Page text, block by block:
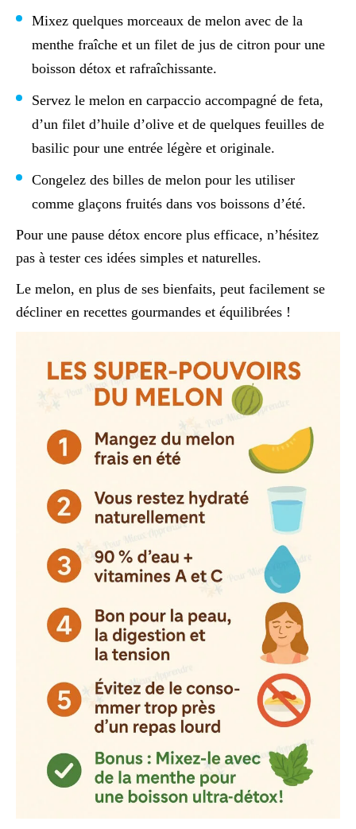
Mixez quelques morceaux de melon avec de la
menthe fraîche et un filet de jus de citron pour une
boisson détox et rafraîchissante.
Servez le melon en carpaccio accompagné de feta,
d’un filet d’huile d’olive et de quelques feuilles de
basilic pour une entrée légère et originale.
Congelez des billes de melon pour les utiliser
comme glaçons fruités dans vos boissons d’été.
Pour une pause détox encore plus efficace, n’hésitez
pas à tester ces idées simples et naturelles.
Le melon, en plus de ses bienfaits, peut facilement se
décliner en recettes gourmandes et équilibrées !